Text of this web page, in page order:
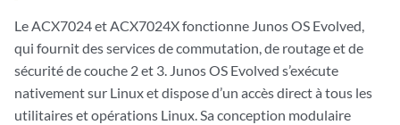
Le ACX7024et ACX7024Xfonctionne Junos OS Evolved,
qui fournit des services de commutation, de routage et de
sécurité de couche 2 et 3. Junos OS Evolved s’exécute
nativement sur Linux et dispose d’un accès direct à tous les
utilitaires et opérations Linux. Sa conception modulaire